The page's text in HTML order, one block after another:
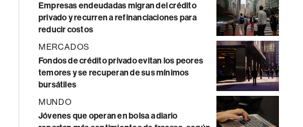
Empresas endeudadas migran del crédito
privado y recurren a refinanciaciones para
reducir costos
MERCADOS
Fondos de crédito privado evitan los peores
temores y se recuperan de sus mínimos
bursátiles
MUNDO
Jóvenes que operan en bolsa a diario